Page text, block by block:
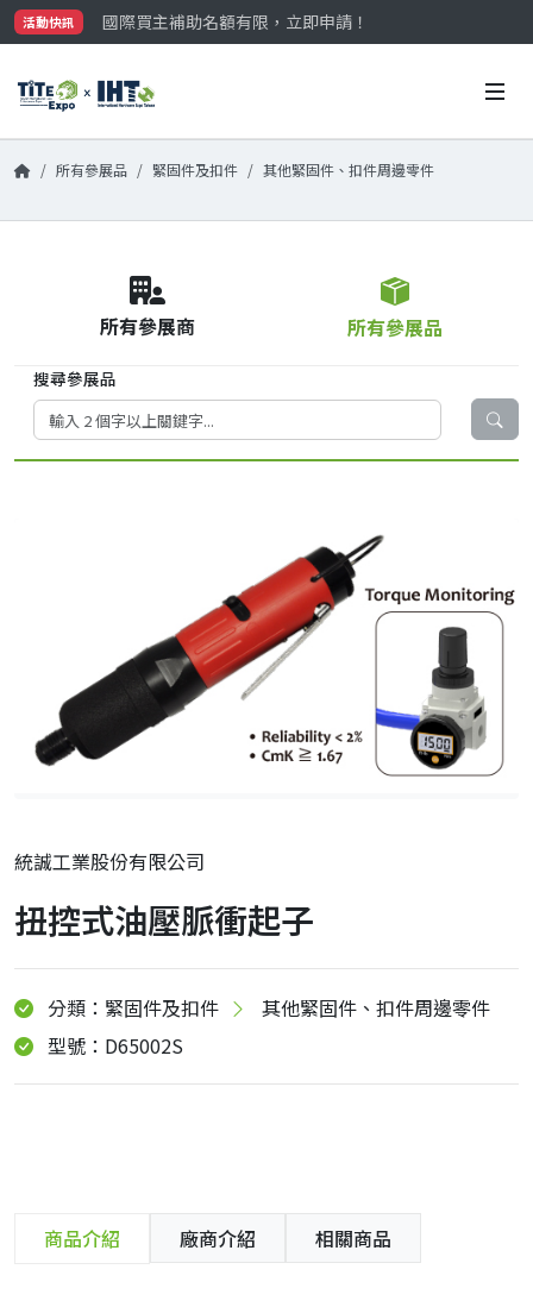
活動快訊
國際買主補助名額有限，立即申請！
參觀門票開放申請中‼️
國際買主補助名額有限，立即申請！
所有參展品 緊固件及扣件 其他緊固件、扣件周邊零件
所有參展商 所有參展品
搜尋參展品
統誠工業股份有限公司
扭控式油壓脈衝起子
分類：緊固件及扣件
其他緊固件、扣件周邊零件
型號：D65002S
商品介紹 廠商介紹 相關商品